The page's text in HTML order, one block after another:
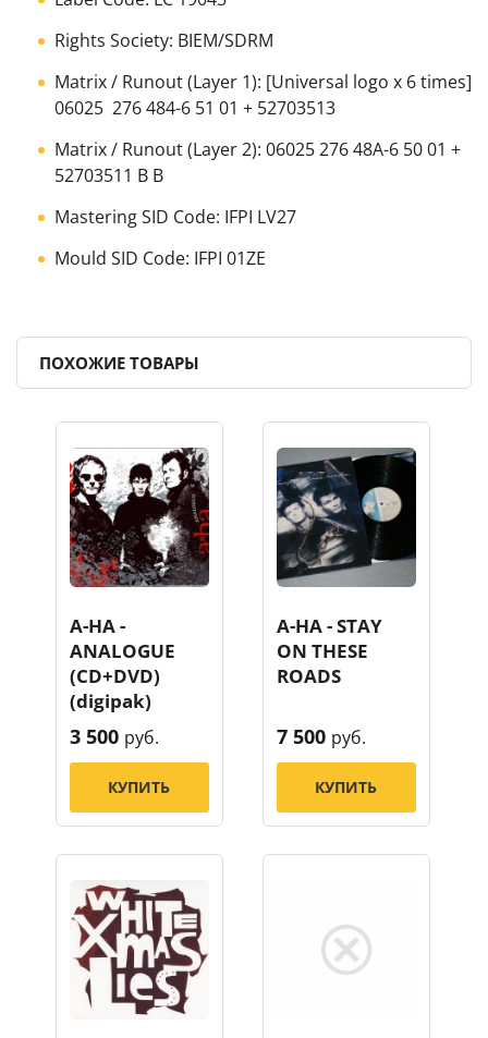
Rights Society: BIEM/SDRM
Matrix / Runout (Layer 1): [Universal logo x 6 times]
06025 276 484-6 51 01 + 52703513
Matrix / Runout (Layer 2): 06025 276 48A-6 50 01 +
52703511 B B
Mastering SID Code: IFPI LV27
Mould SID Code: IFPI 01ZE
ПОХОЖИЕ ТОВАРЫ
A-HA -
ANALOGUE
(CD+DVD)
(digipak)
3 500 руб.
КУПИТЬ
A-HA - STAY
ON THESE
ROADS
7 500 руб.
КУПИТЬ